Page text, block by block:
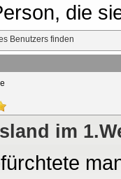
die
im